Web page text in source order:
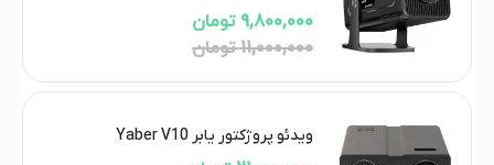
9,800,000 تومان
11,000,000 تومان
ویدئو پروژکتور یابر Yaber V10